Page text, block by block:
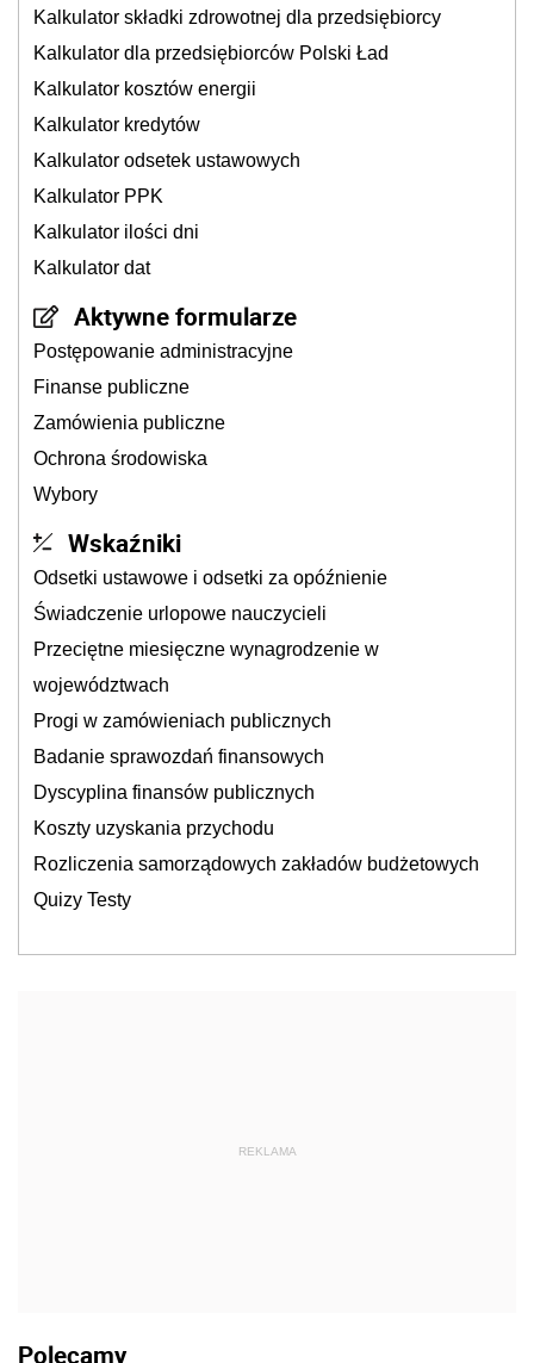
Kalkulator składki zdrowotnej dla przedsiębiorcy
Kalkulator dla przedsiębiorców Polski Ład
Kalkulator kosztów energii
Kalkulator kredytów
Kalkulator odsetek ustawowych
Kalkulator PPK
Kalkulator ilości dni
Kalkulator dat
Aktywne formularze
Postępowanie administracyjne
Finanse publiczne
Zamówienia publiczne
Ochrona środowiska
Wybory
Wskaźniki
Odsetki ustawowe i odsetki za opóźnienie
Świadczenie urlopowe nauczycieli
Przeciętne miesięczne wynagrodzenie w
województwach
Progi w zamówieniach publicznych
Badanie sprawozdań finansowych
Dyscyplina finansów publicznych
Koszty uzyskania przychodu
Rozliczenia samorządowych zakładów budżetowych
Quizy Testy
REKLAMA
Polecamy